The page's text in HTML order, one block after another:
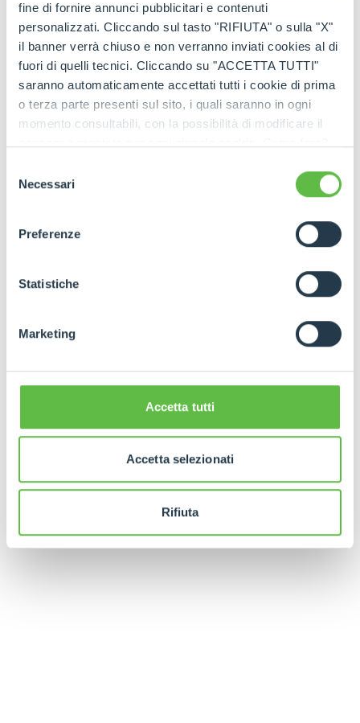
fine di fornire annunci pubblicitari e contenuti
personalizzati. Cliccando sul tasto "RIFIUTA" o sulla "X"
il banner verrà chiuso e non verranno inviati cookies al di
fuori di quelli tecnici. Cliccando su "ACCETTA TUTTI"
saranno automaticamente accettati tutti i cookie di prima
o terza parte presenti sul sito, i quali saranno in ogni
momento consultabili, con la possibilità di modificare il
ogni pagina, selezionare "Modifichi il suo consenso" e
dell'informativa completa nel footer presente in ogni
pagina. Per esercitare i diritti riconosciuti all'interessato ai
GDPR abbiamo predisposto una
apposita procedura.
delNecessari
Preferenze
Statistiche
Marketing
Accetta tutti
Accetta selezionati
Rifiuta
READ THE INTERVIEW